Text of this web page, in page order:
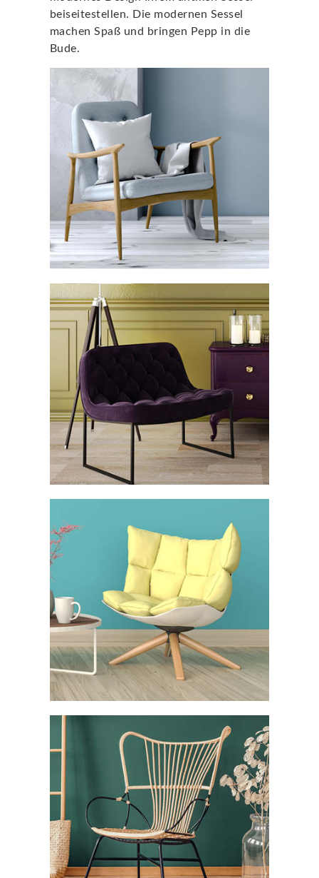
beiseitestellen. Die modernen Sessel
machen Spaß und bringen Pepp in die
Bude.